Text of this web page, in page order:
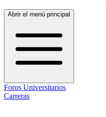
Abrir el menú principal
Foros Universitarios
Carreras